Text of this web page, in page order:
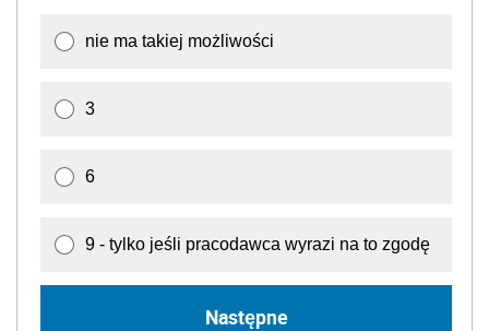
nie ma takiej możliwości
3
6
9 - tylko jeśli pracodawca wyrazi na to zgodę
Następne